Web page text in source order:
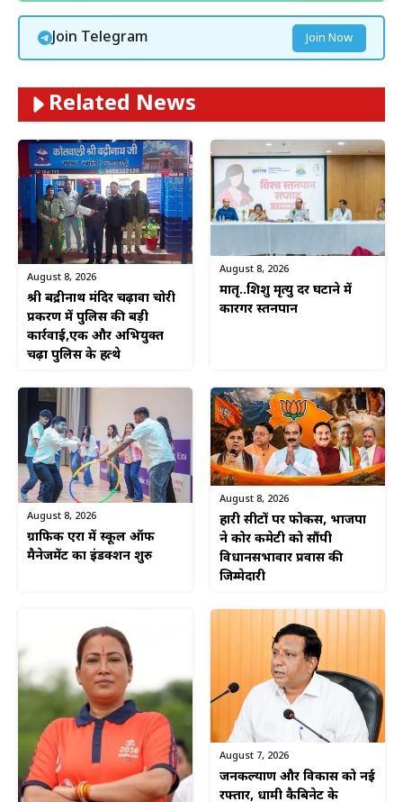
Join Telegram Join Now
Related News
August 8, 2026
श्री बद्रीनाथ मंदिर चढ़ावा चोरी
प्रकरण में पुलिस की बड़ी
कार्रवाई,एक और अभियुक्त
चढ़ा पुलिस के हत्थे
August 8, 2026
मातृ..शिशु मृत्यु दर घटाने में
कारगर स्तनपान
August 8, 2026
ग्राफिक एरा में स्कूल ऑफ
मैनेजमेंट का इंडक्शन शुरु
August 8, 2026
हारी सीटों पर फोकस, भाजपा
ने कोर कमेटी को सौंपी
विधानसभावार प्रवास की
जिम्मेदारी
August 7, 2026
जनकल्याण और विकास को नई
रफ्तार, धामी कैबिनेट के